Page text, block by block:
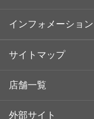
インフォメーション
サイトマップ
店舗一覧
外部サイト